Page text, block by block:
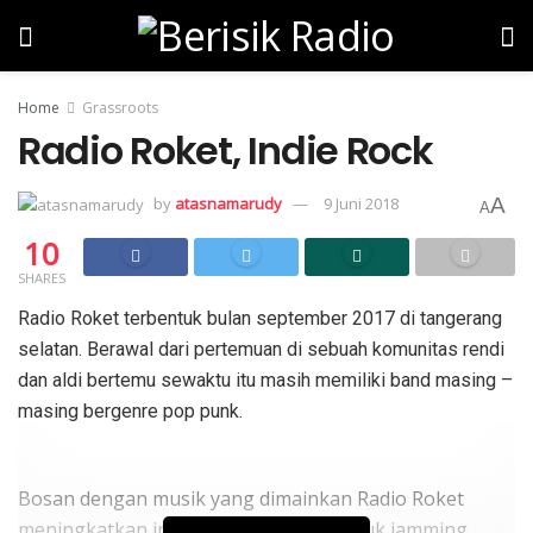
Home Grassroots
Radio Roket, Indie Rock
by atasnamarudy 9 Juni 2018 AA
10
SHARES
Radio Roket terbentuk bulan september 2017 di tangerang
selatan. Berawal dari pertemuan di sebuah komunitas rendi
dan aldi bertemu sewaktu itu masih memiliki band masing –
masing bergenre pop punk.
Bosan dengan musik yang dimainkan Radio Roket